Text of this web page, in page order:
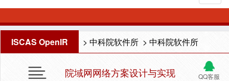
ISCAS OpenIR > 中科院软件所 > 中科院软件所
QQ客服
院域网网络方案设计与实现